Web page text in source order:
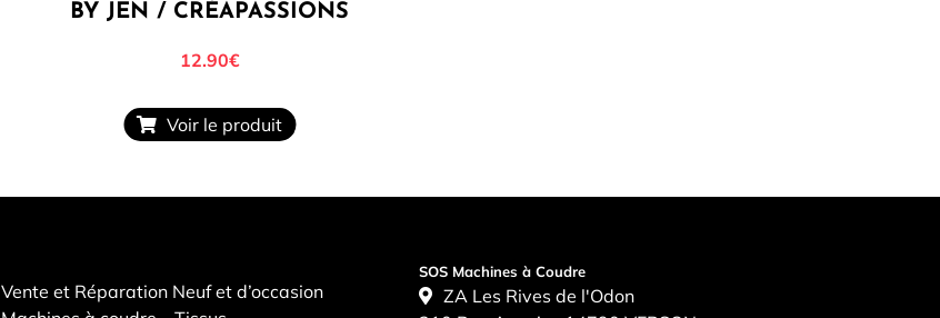
BY JEN / CRÉAPASSIONS
12.90€
Voir le produit
Vente et Réparation Neuf et d’occasion
SOS Machines à Coudre
ZA Les Rives de l'Odon